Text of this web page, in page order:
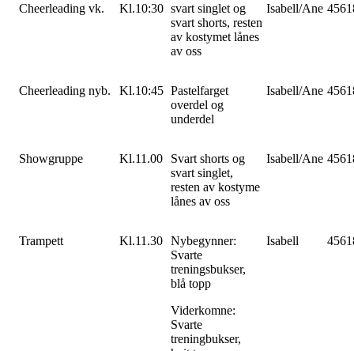
Cheerleading vk. Kl.10:30 svart singlet og
svart shorts, resten
av kostymet lånes
av oss
Isabell/Ane
Cheerleading nyb. Kl.10:45 Pastelfarget
overdel og
underdel
Isabell/Ane
Showgruppe Kl.11.00
Svart shorts og
svart singlet,
resten av kostyme
lånes av oss
Isabell/Ane
Trampett Kl.11.30 Nybegynner:
Svarte
treningsbukser,
blå topp
Viderkomne:
Svarte
treningbukser,
Isabell